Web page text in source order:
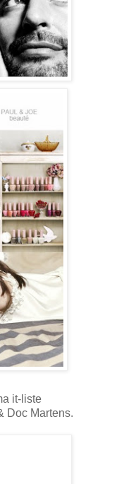
it-liste
Doc Martens.